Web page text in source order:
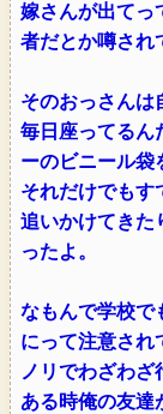
嫁さんが出てっ
者だとか噂され
そのおっさんは
毎日座ってるん
ーのビニール袋
それだけでもす
追いかけてきた
ったよ。
なもんで学校で
にって注意され
ノリでわざわざ
ある時俺の友達